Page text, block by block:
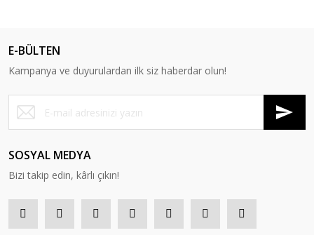
E-BÜLTEN
Kampanya ve duyurulardan ilk siz haberdar olun!
SOSYAL MEDYA
Bizi takip edin, kârlı çıkın!